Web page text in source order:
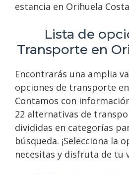
estancia en Orihuela
Lista de
Transporte en
Encontrarás una amplia
opciones de transporte
Contamos con
22 alternativas de
divididas en categorías
búsqueda. ¡Selecciona la
necesitas y disfruta de tu